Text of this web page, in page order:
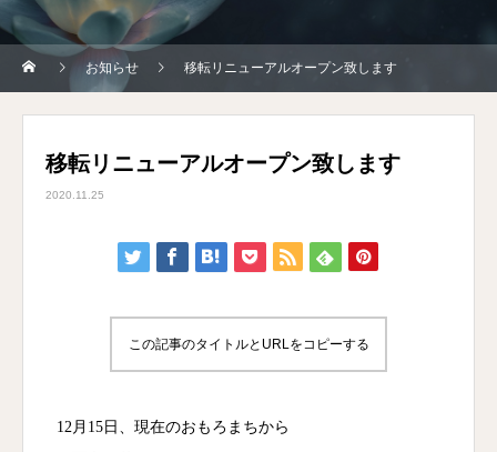
お知らせ 移転リニューアルオープン致します
移転リニューアルオープン致します
2020.11.25
この記事のタイトルとURLをコピーする
12月15日、現在のおもろまちから